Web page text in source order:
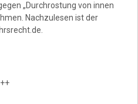
„Durchrostung von innen
Nachzulesen ist der